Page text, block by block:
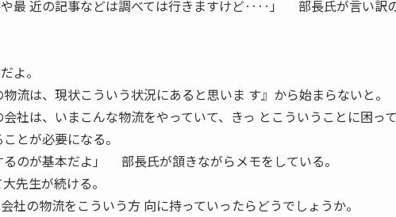
最 近の記事などは調べては行きますけど‥‥」 部長氏が言い訳
よ。
流は、現状こういう状況にあると思いま す』から始まらないと。
社は、いまこんな物流をやっていて、きっ とこういうことに困っ
とが必要になる。
るのが基本だよ」 部長氏が頷きながらメモをしている。
先生が続ける。
社の物流をこういう方 向に持っていったらどうでしょうか。